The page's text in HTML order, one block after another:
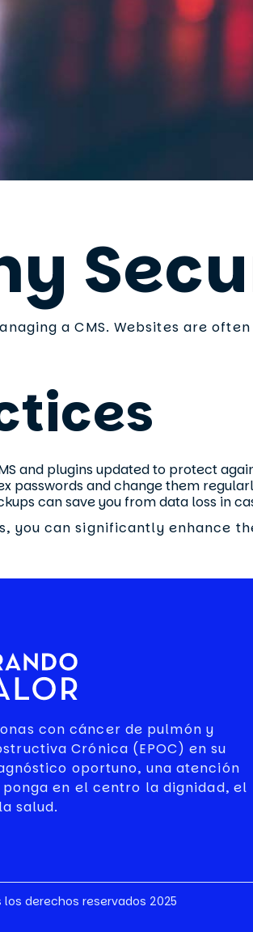
a CMS. Websites are
and plugins updated to protect
passwords and change them
can save you from data loss in
you can significantly enhance
con cáncer de pulmón y
Crónica (EPOC) en su
oportuno, una atención
en el centro la dignidad, el
salud.
los derechos reservados 2025